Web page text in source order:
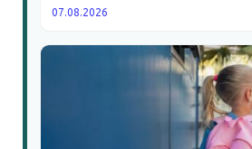
07.08.2026